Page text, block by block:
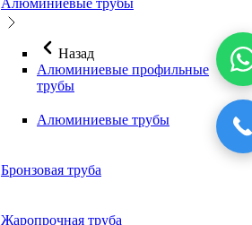
Алюминиевые трубы
Назад
Алюминиевые профильные
трубы
Алюминиевые трубы
Бронзовая труба
Жаропрочная труба